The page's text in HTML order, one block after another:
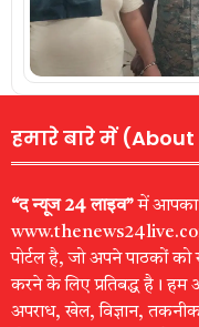
हमारे बारे में (About
“द न्यूज 24 लाइव”में आपका
पोर्टल है, जो अपने पाठकों को
करने के लिए प्रतिबद्ध है। हम
अपराध, खेल, विज्ञान,